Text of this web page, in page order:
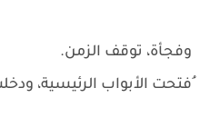
وفجأة، توقف الزمن.
ُفتحت الأبواب الرئيسية،